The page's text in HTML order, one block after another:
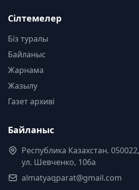
Сілтемелер
Біз туралы
Байланыс
Жарнама
Жазылу
Газет архиві
Байланыс
Республика Казахстан.
ул. Шевченко, 106а
almatyaqparat@gmail.com